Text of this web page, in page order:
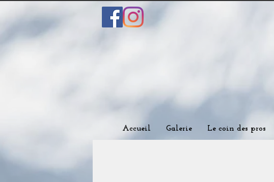
Accueil Galerie Le coin des pros